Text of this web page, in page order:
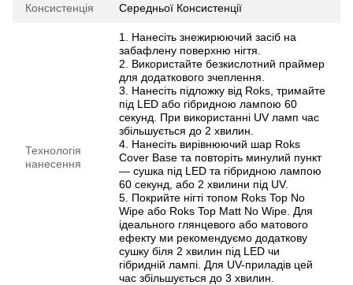
Консистенція Середньої Консистенції
Технологія
нанесення
1. Нанесіть знежирюючий засіб на
забафлену поверхню нігтя.
2. Використайте безкислотний праймер
для додаткового зчеплення.
3. Нанесіть підложку від Roks, тримайте
під LED або гібридною лампою 60
секунд. При використанні UV ламп час
збільшується до 2 хвилин.
4. Нанесіть вирівнюючий шар Roks
Cover Base та повторіть минулий пункт
— сушка під LED та гібридною лампою
60 секунд, або 2 хвилини під UV.
5. Покрийте нігті топом Roks Top No
Wipe або Roks Top Matt No Wipe. Для
ідеального глянцевого або матового
ефекту ми рекомендуємо додаткову
сушку біля 2 хвилин під LED чи
гібридній лампі. Для UV-приладів цей
час збільшується до 3 хвилин.